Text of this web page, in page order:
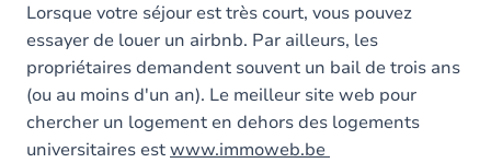
Lorsque votre séjour est très court, vous pouvez
essayer de louer un airbnb. Par ailleurs, les
propriétaires demandent souvent un bail de trois ans
(ou au moins d'un an). Le meilleur site web pour
chercher un logement en dehors des logements
universitaires estwww.immoweb.be